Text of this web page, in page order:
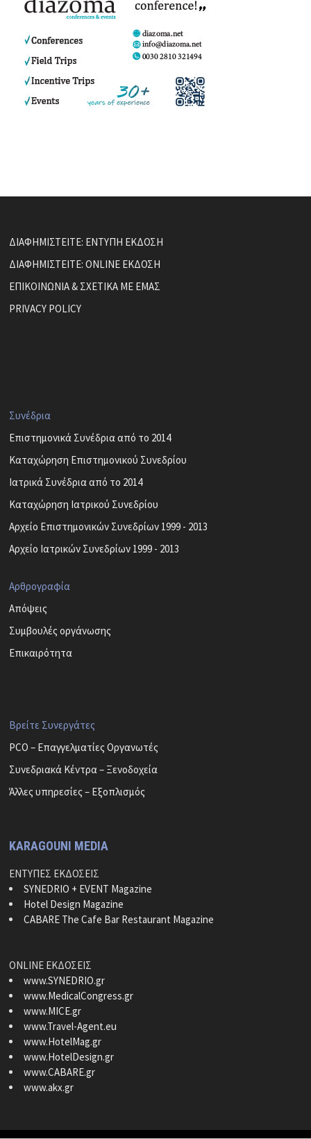
ΔΙΑΦΗΜΙΣΤΕΙΤΕ: ΕΝΤΥΠΗ ΕΚΔΟΣΗ
ΔΙΑΦΗΜΙΣΤΕΙΤΕ: ONLINE ΕΚΔΟΣΗ
ΕΠΙΚΟΙΝΩΝΙΑ & ΣΧΕΤΙΚΑ ΜΕ ΕΜΑΣ
PRIVACY POLICY
Συνέδρια
Επιστημονικά Συνέδρια από το 2014
Καταχώρηση Επιστημονικού Συνεδρίου
Ιατρικά Συνέδρια από το 2014
Καταχώρηση Ιατρικού Συνεδρίου
Αρχείο Επιστημονικών Συνεδρίων 1999 - 2013
Αρχείο Ιατρικών Συνεδρίων 1999 - 2013
Αρθρογραφία
Απόψεις
Συμβουλές οργάνωσης
Επικαιρότητα
Βρείτε Συνεργάτες
PCO – Επαγγελματίες Οργανωτές
Συνεδριακά Κέντρα – Ξενοδοχεία
Άλλες υπηρεσίες – Εξοπλισμός
KARAGOUNI MEDIA
ΕΝΤΥΠΕΣ ΕΚΔΟΣΕΙΣ
SYNEDRIO + EVENT Magazine
Hotel Design Magazine
CABARE The Cafe Bar Restaurant Magazine
ONLINE ΕΚΔΟΣΕΙΣ
www.SYNEDRIO.gr
www.MedicalCongress.gr
www.MICE.gr
www.Travel-Agent.eu
www.HotelMag.gr
www.HotelDesign.gr
www.CABARE.gr
www.akx.gr